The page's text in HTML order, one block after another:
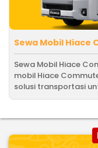
Sewa Mobil
Sewa Mobil Hiace
mobil Hiace
solusi transportasi